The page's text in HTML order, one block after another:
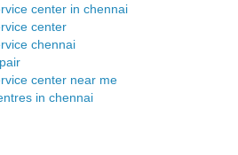
center in chennai
center
chennai
center near me
in chennai